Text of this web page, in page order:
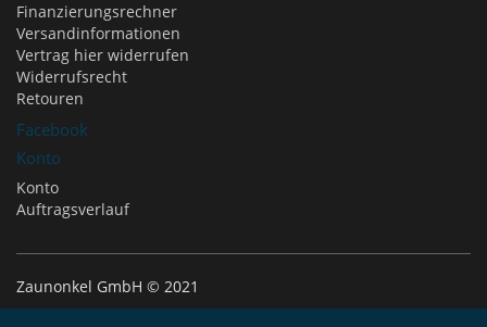
Finanzierungsrechner
Versandinformationen
Vertrag hier widerrufen
Widerrufsrecht
Retouren
Facebook
Konto
Konto
Auftragsverlauf
Zaunonkel GmbH © 2021